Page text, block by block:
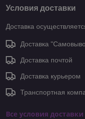
Условия доставки
Доставка
Доставка
Доставка почтой
Доставка курьером
Транспортная
Все условия доставки